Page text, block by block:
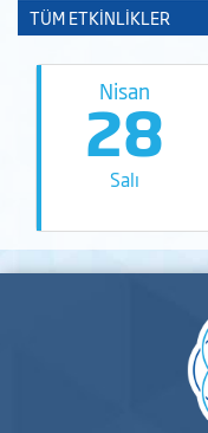
TÜM ETKİNLİKLER
Nisan
28
Salı